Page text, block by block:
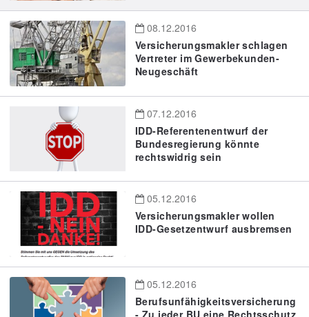
08.12.2016
Versicherungsmakler schlagen
Vertreter im Gewerbekunden-
Neugeschäft
07.12.2016
IDD-Referentenentwurf der
Bundesregierung könnte
rechtswidrig sein
05.12.2016
Versicherungsmakler wollen
IDD-Gesetzentwurf ausbremsen
05.12.2016
Berufsunfähigkeitsversicherung
- Zu jeder BU eine Rechtsschutz